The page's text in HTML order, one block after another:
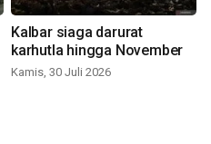
Kalbar siaga darurat
karhutla hingga November
Kamis, 30 Juli 2026